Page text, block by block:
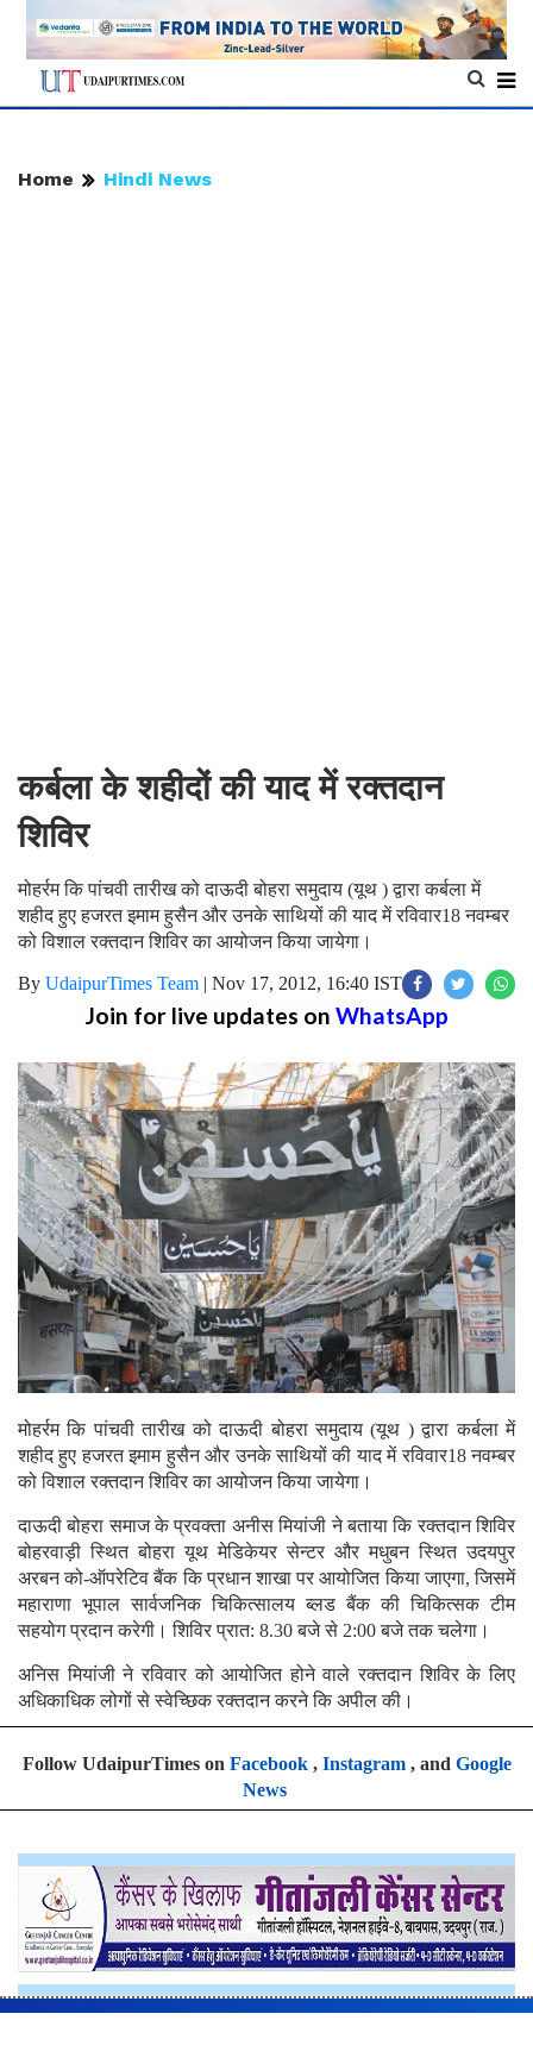
Home Hindi News
कर्बला के शहीदों की याद में रक्तदान
शिविर
मोहर्रम कि पांचवी तारीख को दाऊदी बोहरा समुदाय (यूथ ) द्वारा कर्बला में
शहीद हुए हजरत इमाम हुसैन और उनके साथियों की याद में रविवार18 नवम्बर
को विशाल रक्तदान शिविर का आयोजन किया जायेगा।
By UdaipurTimes Team | Nov 17, 2012, 16:40 IST
Join for live updates on WhatsApp
मोहर्रम कि पांचवी तारीख को दाऊदी बोहरा समुदाय (यूथ ) द्वारा कर्बला में
शहीद हुए हजरत इमाम हुसैन और उनके साथियों की याद में रविवार18 नवम्बर
को विशाल रक्तदान शिविर का आयोजन किया जायेगा।
दाऊदी बोहरा समाज के प्रवक्ता अनीस मियांजी ने बताया कि रक्तदान शिविर
बोहरवाड़ी स्थित बोहरा यूथ मेडिकेयर सेन्टर और मधुबन स्थित उदयपुर
अरबन को-ऑपरेटिव बैंक कि प्रधान शाखा पर आयोजित किया जाएगा, जिसमें
महाराणा भूपाल सार्वजनिक चिकित्सालय ब्लड बैंक की चिकित्सक टीम
सहयोग प्रदान करेगी। शिविर प्रात: 8.30 बजे से 2:00 बजे तक चलेगा।
अनिस मियांजी ने रविवार को आयोजित होने वाले रक्तदान शिविर के लिए
अधिकाधिक लोगों से स्वेच्छिक रक्तदान करने कि अपील की।
Follow UdaipurTimes on Facebook, Instagram, and Google
News